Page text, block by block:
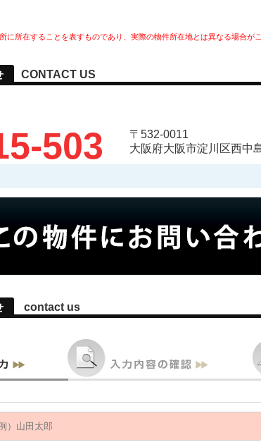
所在することを表すものであり、実際の物件所在地とは異なる場合がご
CONTACT US
503
〒532-0011
大阪府大阪市淀川区西中
contact us